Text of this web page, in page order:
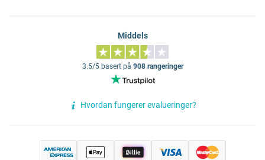
Middels
3.5/5 basert på 908 rangeringer
Hvordan fungerer evalueringer?